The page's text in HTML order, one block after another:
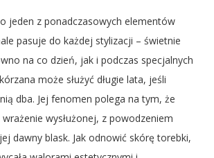
jeden z ponadczasowych elementów
pasuje do każdej stylizacji – świetnie
na co dzień, jak i podczas specjalnych
może służyć długie lata, jeśli
dba. Jej fenomen polega na tym, że
wysłużonej, z powodzeniem
dawny blask. Jak odnowić skórę torebki,